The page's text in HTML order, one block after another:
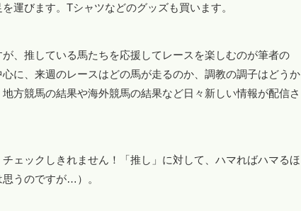
運びます。Tシャツなどのグッズも買います。
、推している馬たちを応援してレースを楽しむのが筆者の
に、来週のレースはどの馬が走るのか、調教の調子はどうか
方競馬の結果や海外競馬の結果など日々新しい情報が配信さ
ェックしきれません！「推し」に対して、ハマればハマるほ
うのですが…）。